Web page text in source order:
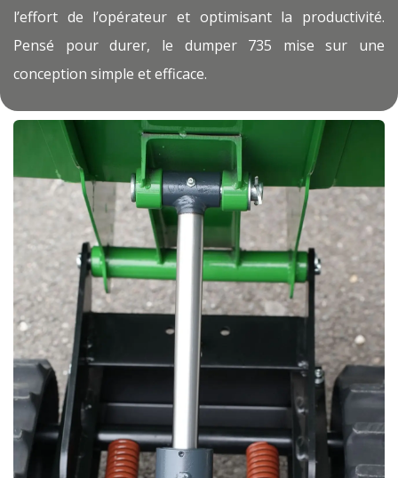
l’effort de l’opérateur et optimisant la productivité.
Pensé pour durer, le dumper 735 mise sur une
conception simple et efficace.